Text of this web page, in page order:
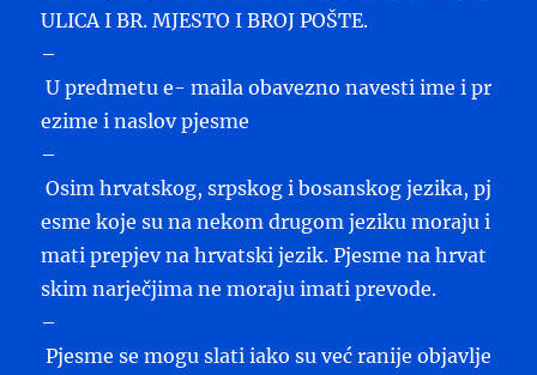
ULICA I BR. MJESTO I BROJ POŠTE.
–
U predmetu e- maila obavezno navesti ime i pr
ezime i naslov pjesme
–
Osim hrvatskog, srpskog i bosanskog jezika, pj
esme koje su na nekom drugom jeziku moraju i
mati prepjev na hrvatski jezik. Pjesme na hrvat
skim narječjima ne moraju imati prevode.
–
Pjesme se mogu slati iako su već ranije objavlje